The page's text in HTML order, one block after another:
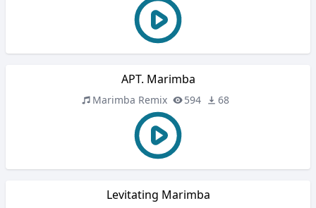
APT. Marimba
Marimba Remix 594 68
Levitating Marimba